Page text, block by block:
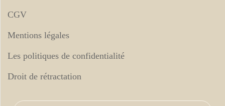
CGV
Mentions légales
Les politiques de confidentialité
Droit de rétractation